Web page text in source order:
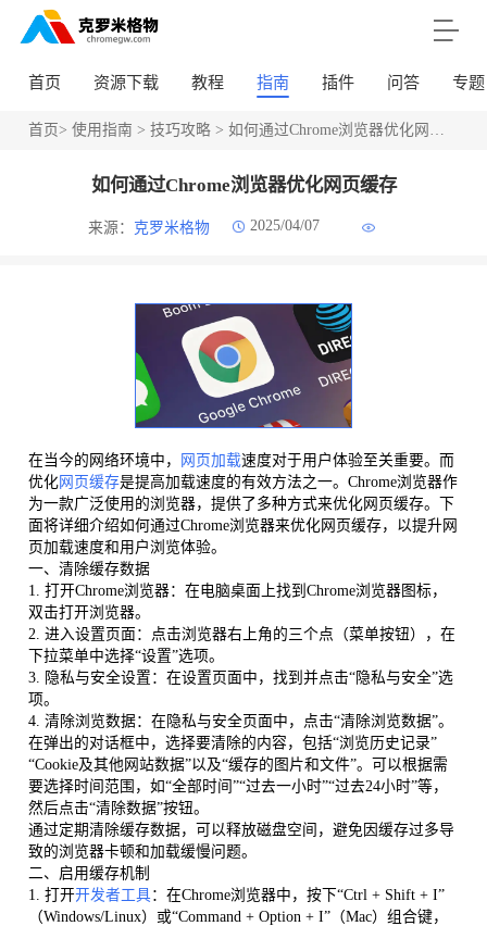
首页 资源下载 教程 指南 插件 问答 专题
首页> 使用指南 > 技巧攻略> 如何通过Chrome浏览器优化网页缓存
如何通过Chrome浏览器优化网页缓存
来源： 克罗米格物 2025/04/07
在当今的网络环境中， 网页加载速度对于用户体验至关重要。而
优化网页缓存是提高加载速度的有效方法之一。Chrome浏览器作
为一款广泛使用的浏览器，提供了多种方式来优化网页缓存。下
面将详细介绍如何通过Chrome浏览器来优化网页缓存，以提升网
页加载速度和用户浏览体验。
一、清除缓存数据
1. 打开Chrome浏览器：在电脑桌面上找到Chrome浏览器图标，
双击打开浏览器。
2. 进入设置页面：点击浏览器右上角的三个点（菜单按钮），在
下拉菜单中选择“设置”选项。
3. 隐私与安全设置：在设置页面中，找到并点击“隐私与安全”选
项。
4. 清除浏览数据：在隐私与安全页面中，点击“清除浏览数据”。
在弹出的对话框中，选择要清除的内容，包括“浏览历史记录”
“Cookie及其他网站数据”以及“缓存的图片和文件”。可以根据需
要选择时间范围，如“全部时间”“过去一小时”“过去24小时”等，
然后点击“清除数据”按钮。
通过定期清除缓存数据，可以释放磁盘空间，避免因缓存过多导
致的浏览器卡顿和加载缓慢问题。
二、启用缓存机制
1. 打开开发者工具：在Chrome浏览器中，按下“Ctrl + Shift + I”
（Windows/Linux）或“Command + Option + I”（Mac）组合键，